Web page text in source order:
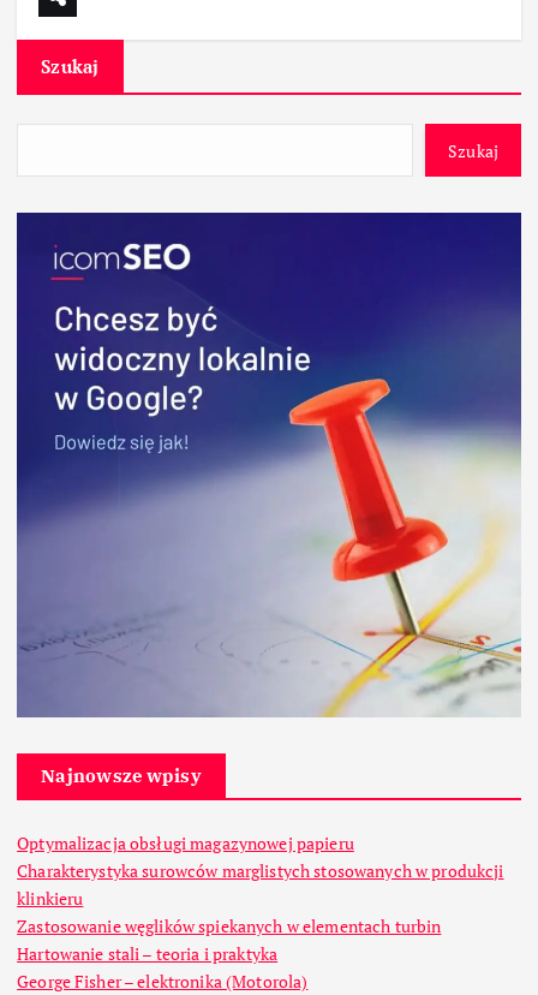
Szukaj
Szukaj
Najnowsze wpisy
Optymalizacja obsługi magazynowej papieru
Charakterystyka surowców marglistych stosowanych w produkcji
klinkieru
Zastosowanie węglików spiekanych w elementach turbin
Hartowanie stali – teoria i praktyka
George Fisher – elektronika (Motorola)